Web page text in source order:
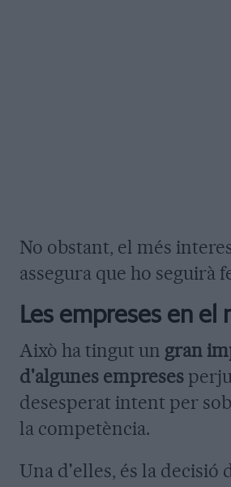
No obstant, el més
assegura que ho
Les empreses en el
Això ha tingut un gran
d'algunes empreses
desesperat intent per
la competència.
Una d'elles, és la decisió